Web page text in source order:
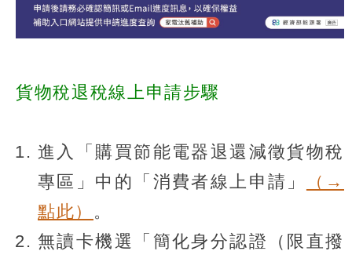
貨物稅退稅線上申請步驟
進入「購買節能電器退還減徵貨物稅
專區」中的「消費者線上申請」
（→
點此） 。
無讀卡機選「簡化身分認證（限直撥